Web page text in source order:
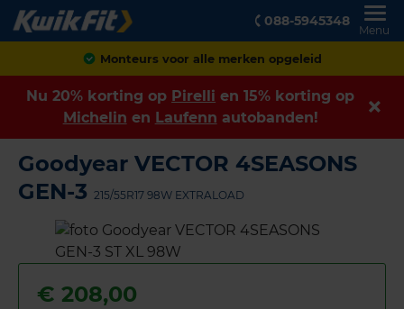
088-5945348
Menu
Monteurs voor alle merken opgeleid
Nu 20% korting op Pirelli en 15% korting op
Michelin en Laufenn autobanden!
Goodyear VECTOR 4SEASONS
GEN-3 215/55R17 98W EXTRALOAD
€ 208,00